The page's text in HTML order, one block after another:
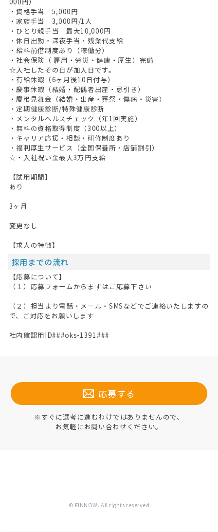
・資格手当 5,000円
・家族手当 3,000円/1人
・ひとり親手当 最大10,000円
・休日出勤・深夜手当・残業代支給
・給料前借制度あり（稼働分）
・社会保険（ 雇用・労災・健康・厚生）完備
☆入社したその日が加入日です。
・有給休暇（6ヶ月後10日付与）
・慶事休暇（結婚・配偶者出産・忌引き）
・慶弔見舞金（結婚・出産・葬祭・傷病・災害）
・定期健康診断/特殊健康診断
・メンタルヘルスチェック（年1回実施）
・無料の資格取得制度（300以上）
・キャリア応援・相談・研修制度あり
・福利厚生サービス（全国保養所・店舗割引）
☆・入社祝い金最大3万円支給
【試用期間】
あり
3ヶ月
変更なし
【求人の特徴】
採用までの流れ
【応募について】
（１）応募フォームからまずはご応募下さい
（２）担当より電話・メール・SMSなどでご連絡いたしますの
で、ご対応をお願いします
社内確認用ID###oks-1391###
応募する
※すぐに選考に進むわけではありませんので、
お気軽にお問い合わせください。
© FINNOW. All rights reserved